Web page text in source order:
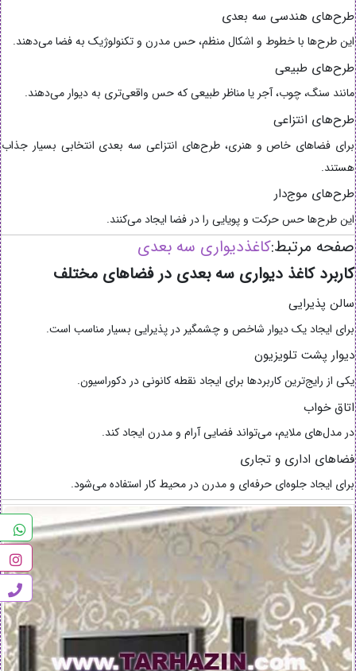
طرح‌های هندسی سه بعدی
این طرح‌ها با خطوط و اشکال منظم، حس مدرن و تکنولوژیک به فضا می‌دهند.
طرح‌های طبیعی
مانند سنگ، چوب، آجر یا مناظر طبیعی که حس واقعی‌تری به دیوار می‌دهند.
طرح‌های انتزاعی
برای فضاهای خاص و هنری، طرح‌های انتزاعی سه بعدی انتخابی بسیار جذاب
هستند.
طرح‌های موج‌دار
این طرح‌ها حس حرکت و پویایی را در فضا ایجاد می‌کنند.
صفحه مرتبط:کاغذدیواری سه بعدی
کاربرد کاغذ دیواری سه بعدی در فضاهای مختلف
سالن پذیرایی
برای ایجاد یک دیوار شاخص و چشمگیر در پذیرایی بسیار مناسب است.
دیوار پشت تلویزیون
یکی از رایج‌ترین کاربردها برای ایجاد نقطه کانونی در دکوراسیون.
اتاق خواب
در مدل‌های ملایم، می‌تواند فضایی آرام و مدرن ایجاد کند.
فضاهای اداری و تجاری
برای ایجاد جلوه‌ای حرفه‌ای و مدرن در محیط کار استفاده می‌شود.